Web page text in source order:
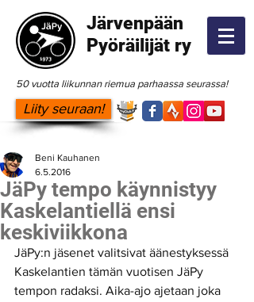
Järvenpään
Pyöräilijät ry
50 vuotta liikunnan riemua parhaassa seurassa!
Liity seuraan!
JäPy tempo käynnistyy
Kaskelantiellä ensi
keskiviikkona
Beni Kauhanen
6.5.2016
JäPy:n jäsenet valitsivat äänestyksessä
Kaskelantien tämän vuotisen JäPy
tempon radaksi. Aika-ajo ajetaan joka